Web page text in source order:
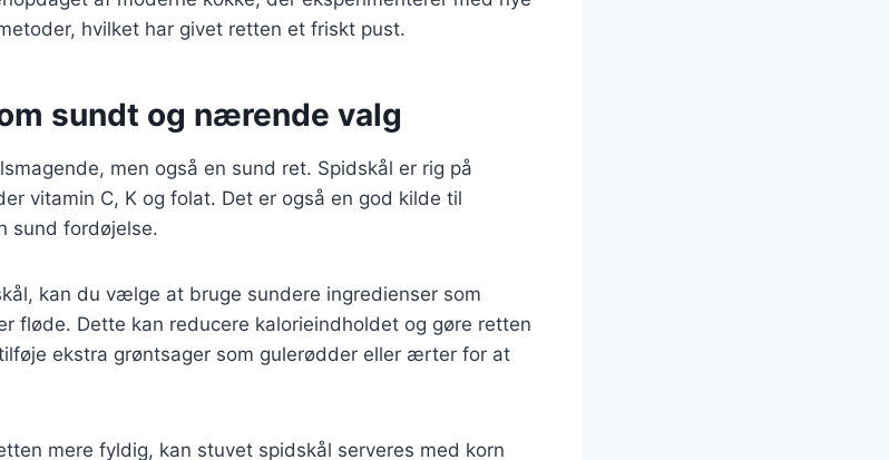
hvilket har givet retten et friskt pust.
sundt og nærende valg
men også en sund ret. Spidskål er rig på
vitamin C, K og folat. Det er også en god kilde til
sund fordøjelse.
kan du vælge at bruge sundere ingredienser som
fløde. Dette kan reducere kalorieindholdet og gøre retten
ekstra grøntsager som gulerødder eller ærter for at
mere fyldig, kan stuvet spidskål serveres med korn